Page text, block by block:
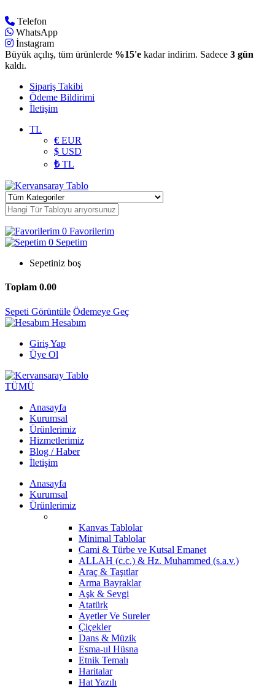
Telefon
WhatsApp
İnstagram
Büyük açılış, tüm ürünlerde %15'e kadar indirim. Sadece 3 gün
kaldı.
Sipariş Takibi
Ödeme Bildirimi
İletişim
TL
€ EUR
$ USD
₺TL
0 Favorilerim
0 Sepetim
Sepetiniz boş
Toplam 0.00
Sepeti Görüntüle Ödemeye Geç
Hesabım
Giriş Yap
Üye Ol
TÜMÜ
Anasayfa
Kurumsal
Ürünlerimiz
Hizmetlerimiz
Blog / Haber
İletişim
Anasayfa
Kurumsal
Ürünlerimiz
Kanvas Tablolar
Minimal Tablolar
Cami & Türbe ve Kutsal Emanet
ALLAH (c.c.) & Hz. Muhammed (s.a.v.)
Araç & Taşıtlar
Arma Bayraklar
Aşk & Sevgi
Atatürk
Ayetler Ve Sureler
Çiçekler
Dans & Müzik
Esma-ul Hüsna
Etnik Temalı
Haritalar
Hat Yazılı